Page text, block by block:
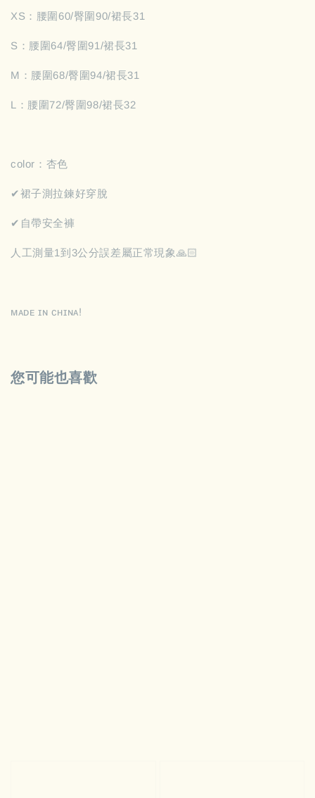
XS：腰圍60/臀圍90/裙長31
S：腰圍64/臀圍91/裙長31
M：腰圍68/臀圍94/裙長31
L：腰圍72/臀圍98/裙長32
color：杏色
✔︎裙子測拉鍊好穿脫
✔︎自帶安全褲
人工測量1到3公分誤差屬正常現象🙏🏻
ᴍᴀᴅᴇ ɪɴ ᴄʜɪɴᴀ!
您可能也喜歡